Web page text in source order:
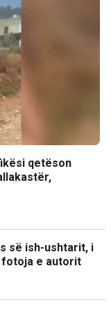
qetëson
së ish-ushtarit, i
fotoja e autorit